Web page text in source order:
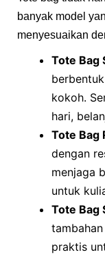
banyak model
menyesuaikan
Tote Bag
kokoh.
hari,
Tote Bag
dengan
menjaga
untuk
Tote Bag
praktis